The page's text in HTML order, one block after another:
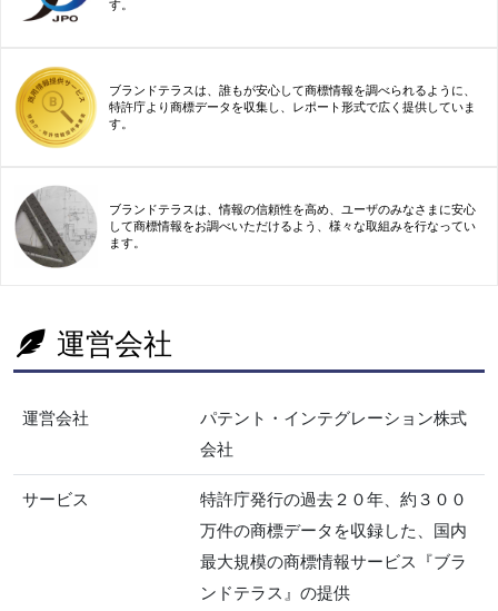
す。
ブランドテラスは、誰もが安心して商標情報を調べられるように、
特許庁より商標データを収集し、レポート形式で広く提供していま
す。
ブランドテラスは、情報の信頼性を高め、ユーザのみなさまに安心
して商標情報をお調べいただけるよう、様々な取組みを行なってい
ます。
運営会社
運営会社
パテント・インテグレーション株式
会社
サービス
特許庁発行の過去２０年、約３００
万件の商標データを収録した、国内
最大規模の商標情報サービス『ブラ
ンドテラス』の提供